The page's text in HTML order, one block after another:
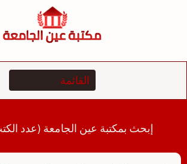
إبحث بمكتبة عين الجامعة (عدد الكتب: